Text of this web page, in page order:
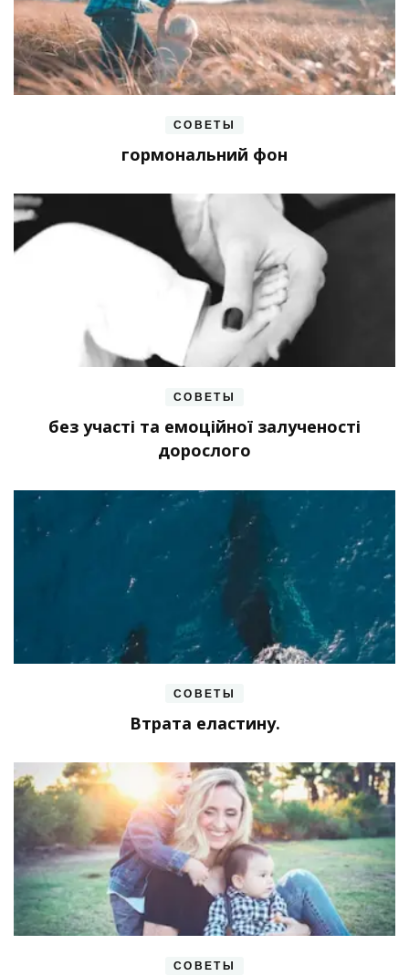
СОВЕТЫ
гормональний фон
СОВЕТЫ
без участі та емоційної залученості
дорослого
СОВЕТЫ
Втрата еластину.
СОВЕТЫ